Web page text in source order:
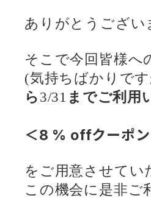
ありがとうござい
そこで今回皆様へ
(気持ちばかりで
ら 3/31 までご利用
＜8 % offクーポ
をご用意させてい
この機会に是非ご